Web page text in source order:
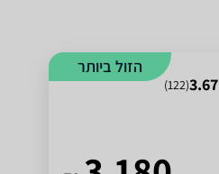
הזול ביותר
3.67
(
122
)